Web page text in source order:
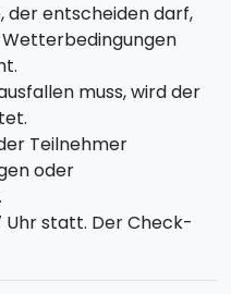
der entscheiden darf,
muss, wird der
Teilnehmer
oder
Uhr statt. Der Check-